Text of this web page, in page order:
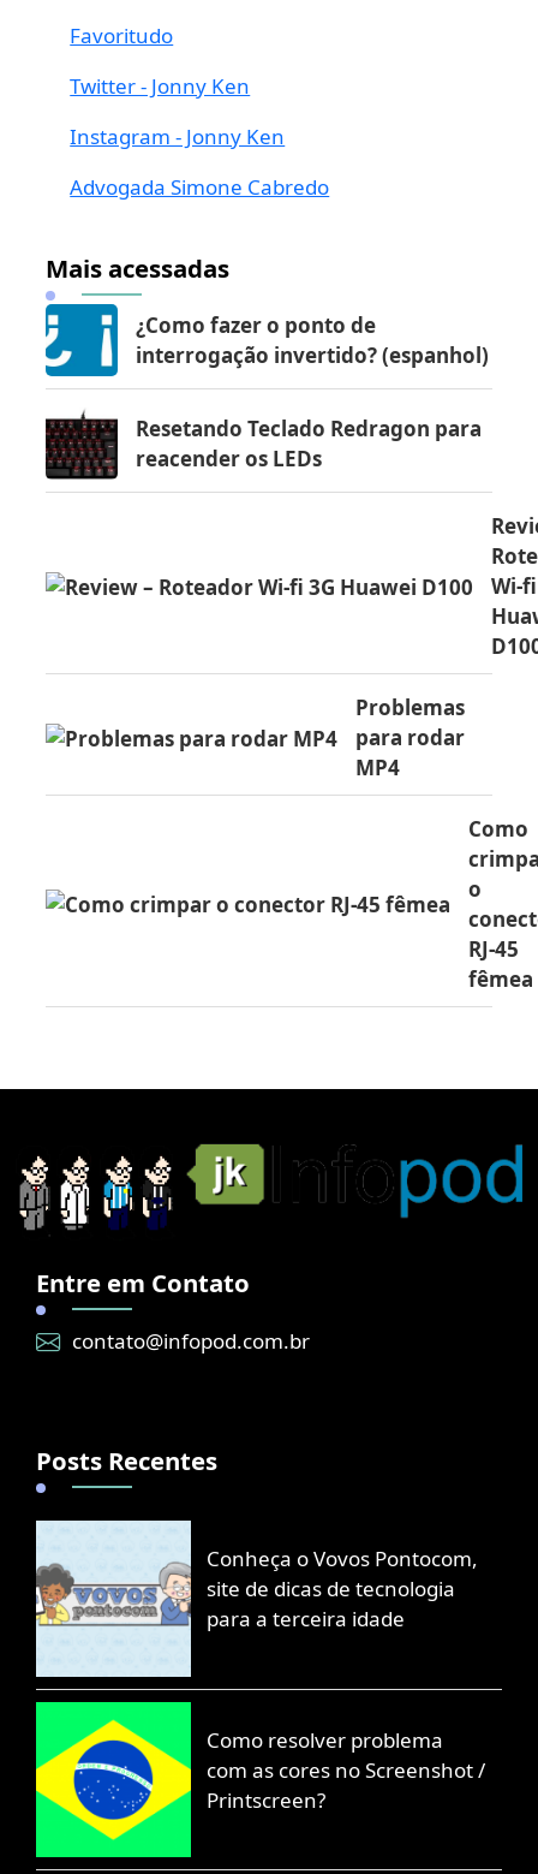
Favoritudo
Twitter - Jonny Ken
Instagram - Jonny Ken
Advogada Simone Cabredo
Mais acessadas
¿Como fazer o ponto de
interrogação invertido? (espanhol)
Resetando Teclado Redragon para
reacender os LEDs
Wi-
Problemas
para rodar
MP4
Como
o
RJ-45
fêmea
Entre em Contato
contato@infopod.com.br
Posts Recentes
Conheça o Vovos Pontocom,
site de dicas de tecnologia
para a terceira idade
Como resolver problema
com as cores no Screenshot /
Printscreen?